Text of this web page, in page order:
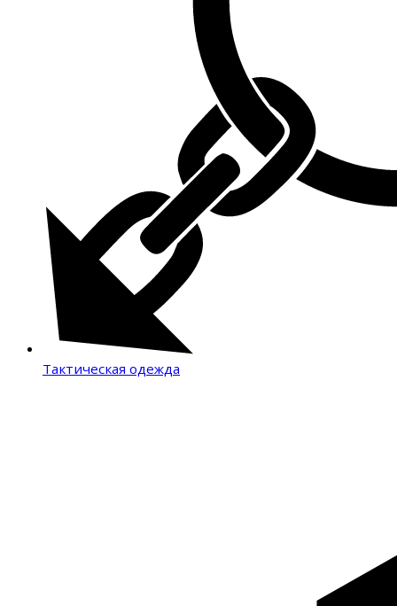
Тактическая одежда